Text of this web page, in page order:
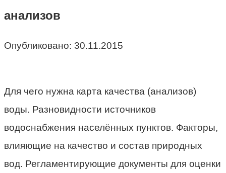
анализов
Опубликовано: 30.11.2015
Для чего нужна карта качества (анализов)
воды. Разновидности источников
водоснабжения населённых пунктов. Факторы,
влияющие на качество и состав природных
вод. Регламентирующие документы для оценки